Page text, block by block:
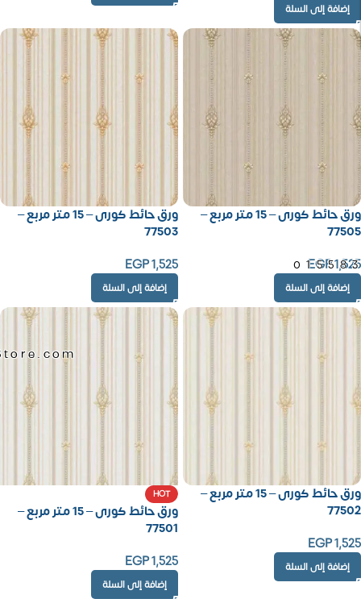
إضافة إلى السلة
ورق حائط كورى – 15 متر مربع –
77505
EGP1,525
إضافة إلى السلة
ورق حائط كورى – 15 متر مربع –
77503
EGP1,525
إضافة إلى السلة
ورق حائط كورى – 15 متر مربع –
77502
EGP1,525
إضافة إلى السلة
HOT
ورق حائط كورى – 15 متر مربع –
77501
EGP1,525
إضافة إلى السلة